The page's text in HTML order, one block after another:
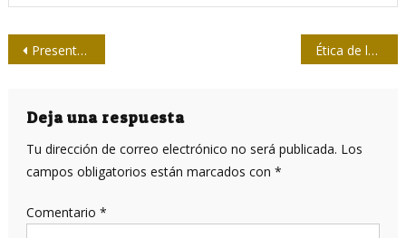
Navegación
entradas
Presentan en fiesta de L’Humanité multimedia sobre Fidel Ética de la paz y de los derechos humanos
Deja una respuesta
Tu dirección de correo electrónico no será publicada. Los
campos obligatorios están marcados con *
Comentario *